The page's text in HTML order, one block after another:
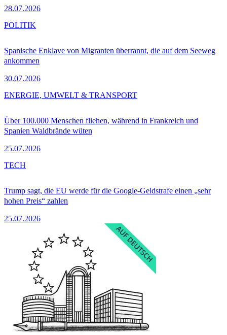
28.07.2026
Spanische Enklave von Migranten überrannt, die auf dem Seeweg
ankommen
30.07.2026
POLITIK
Über 100.000 Menschen fliehen, während in Frankreich und
Spanien Waldbrände wüten
25.07.2026
ENERGIE, UMWELT & TRANSPORT
Trump sagt, die EU werde für die Google-Geldstrafe einen „sehr
hohen Preis“ zahlen
25.07.2026
TECH